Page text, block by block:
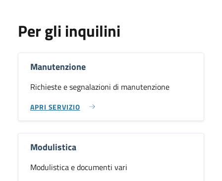
Per gli inquilini
Manutenzione
Richieste e segnalazioni di manutenzione
APRI SERVIZIO
Modulistica
Modulistica e documenti vari